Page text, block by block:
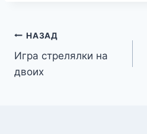
Навигация
по
НАЗАД
Игра стрелялки на
двоих